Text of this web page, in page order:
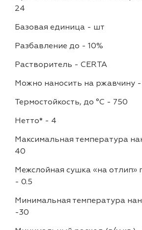
24
Базовая единица - шт
Разбавление до - 10%
Растворитель - CERTA
Можно наносить на ржавчину -
Термостойкость, до °C - 750
Нетто* - 4
Максимальная температура
40
Межслойная сушка «на отлип»
- 0.5
Минимальная температура
-30